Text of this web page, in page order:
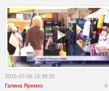
2015-07-06 15:38:35 ·
Галина Яремко
0